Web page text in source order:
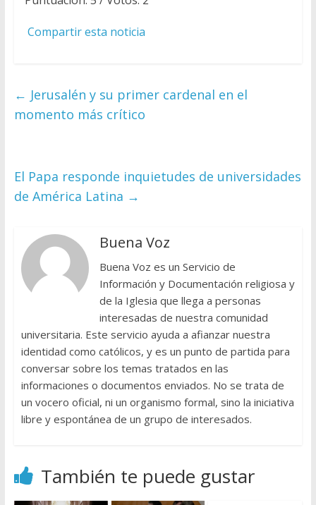
Compartir esta noticia
← Jerusalén y su primer cardenal en el
momento más crítico
El Papa responde inquietudes de universidades
de América Latina →
Buena Voz
Buena Voz es un Servicio de
Información y Documentación religiosa y
de la Iglesia que llega a personas
interesadas de nuestra comunidad
universitaria. Este servicio ayuda a afianzar nuestra
identidad como católicos, y es un punto de partida para
conversar sobre los temas tratados en las
informaciones o documentos enviados. No se trata de
un vocero oficial, ni un organismo formal, sino la iniciativa
libre y espontánea de un grupo de interesados.
También te puede gustar